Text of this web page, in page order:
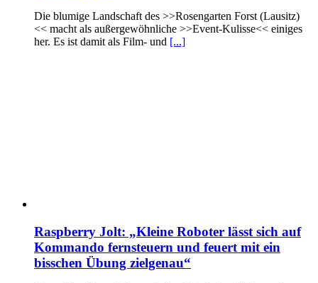
Die blumige Landschaft des >>Rosengarten Forst (Lausitz)
<< macht als außergewöhnliche >>Event-Kulisse<< einiges
her. Es ist damit als Film- und [...]
Raspberry Jolt: „Kleine Roboter lässt sich auf
Kommando fernsteuern und feuert mit ein
bisschen Übung zielgenau“